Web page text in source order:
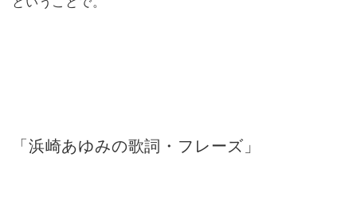
「浜崎あゆみの歌詞・フレーズ」